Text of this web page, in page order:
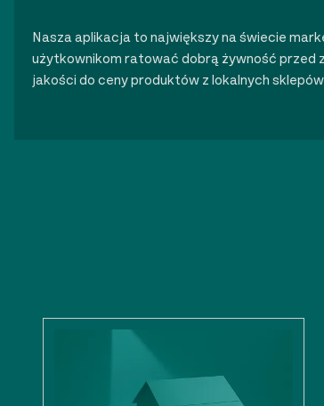
Nasza aplikacja to największy na świecie
użytkownikom ratować dobrą żywność przed
jakości do ceny produktów z lokalnych